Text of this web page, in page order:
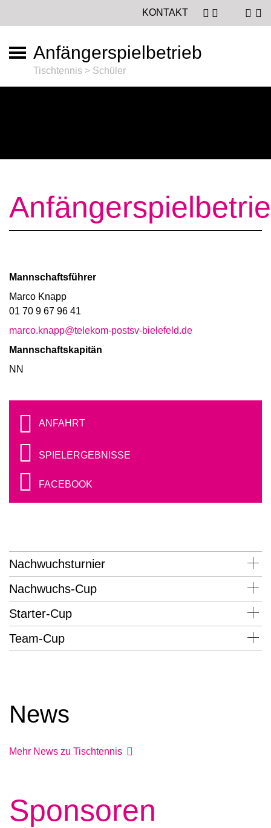
KONTAKT
Anfängerspielbetrieb
Tischtennis > Schüler
Mannschaftsführer
Marco Knapp
01 70 9 67 96 41
marco.knapp@telekom-postsv-bielefeld.de
Mannschaftskapitän
NN
ANFAHRT
SPIELERGEBNISSE
FACEBOOK
Nachwuchsturnier
Nachwuchs-Cup
Starter-Cup
Team-Cup
News
Mehr News zu Tischtennis
Sponsoren